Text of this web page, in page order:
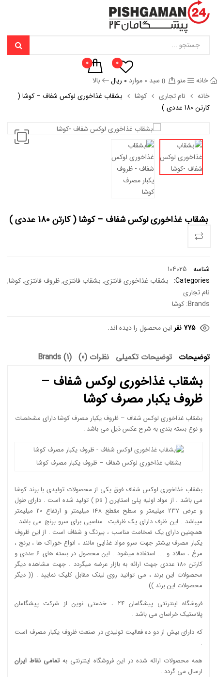
0
0
خانه منو 0 سبد 0 موارد ۰ ریال
بالا
خانه
نام تجاری کوشا
بشقاب غذاخوری لوکس شفاف – کوشا (
کارتن 180 عددی )
بشقاب غذاخوری لوکس شفاف – کوشا ( کارتن 180 عددی )
شناسه
104025
Categories:
بشقاب غذاخوری فانتزی, بشقاب فانتزی,ظروف فانتزی,کوشا,
نام تجاری
Brands: کوشا
775 نفر این محصول را دیده اند.
توضیحات توضیحات تکمیلی نظرات (0) Brands (1)
بشقاب غذاخوری لوکس شفاف –
ظروف یکبار مصرف کوشا
بشقاب غذاخوری لوکس شفاف – ظروف یکبار مصرف کوشا دارای مشخصات
و نوع بسته بندی به شرح عکس ذیل می باشد :
بشقاب غذاخوری لوکس شفاف – ظروف یکبار مصرف کوشا
بشقاب غذاخوری لوکس شفاف فوق یکی از محصولات تولیدی با برند کوشا
می باشد . از مواد اولیه پلی استایرن ( ps ) تولید شده است . دارای طول
و عرض 237 میلیمتر و سطح مقطع 148 میلیمتر و ارتفاع 20 میلیمتر
میباشد . این ظرف دارای یک ظرفیت مناسبی برای سرو برنج می باشد .
همچنین دارای یک ضخامت مناسب ، بیرنگ و شفاف است . از این ظروف
یکبار مصرف بیشتر جهت سرو مواد غذایی مانند ، انواع خوراک ها ، برنج ،
مرغ ، سالاد و …. استفاده میشود . این محصول در بسته های 6 عددی و
کارتن 180 عددی جهت ارائه به بازار عرضه میگردد . جهت مشاهده دیگر
محصولات این برند ، می توانید روی لینک مقابل کلیک نمایید . (( دیگر
محصولات این برند ))
فروشگاه اینترنتی پیشگامان 24 ، خدمتی نوین از شرکت پیشگامان
پلاستیک خراسان می باشد .
که دارای بیش از دو ده فعالیت تولیدی در صنعت ظروف یکبار مصرف است
.
همه محصولات ارائه شده در این فروشگاه اینترنتی بهتمامی نقاط ایران
ارسال می گردد .